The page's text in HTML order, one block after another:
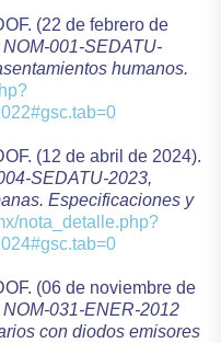
(22 de febrero de
001-SEDATU-
humanos.
(12 de abril de 2024).
SEDATU-2023,
Especificaciones y
nota_detalle.php?
(06 de noviembre de
031-ENER-2012
con diodos emisores